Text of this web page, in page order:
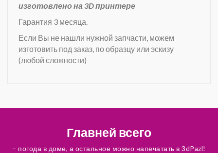
изготовлено на 3D принтере
Гарантия 3 месяца.
Если Вы не нашли нужной запчасти, можем
изготовить под заказ, по образцу или эскизу
(любой сложности)
Главней всего
– погода в доме, а остальное можно напечатать в 3dPazl!